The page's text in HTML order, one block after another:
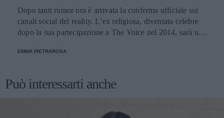
Dopo tanti rumor ora è arrivata la conferma ufficiale sui
canali social del reality. L’ex religiosa, diventata celebre
dopo la sua partecipazione a The Voice nel 2014, sarà una
EMMA PIETRAROSA
Può interessarti anche